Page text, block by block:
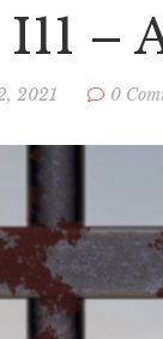
–
2021 0